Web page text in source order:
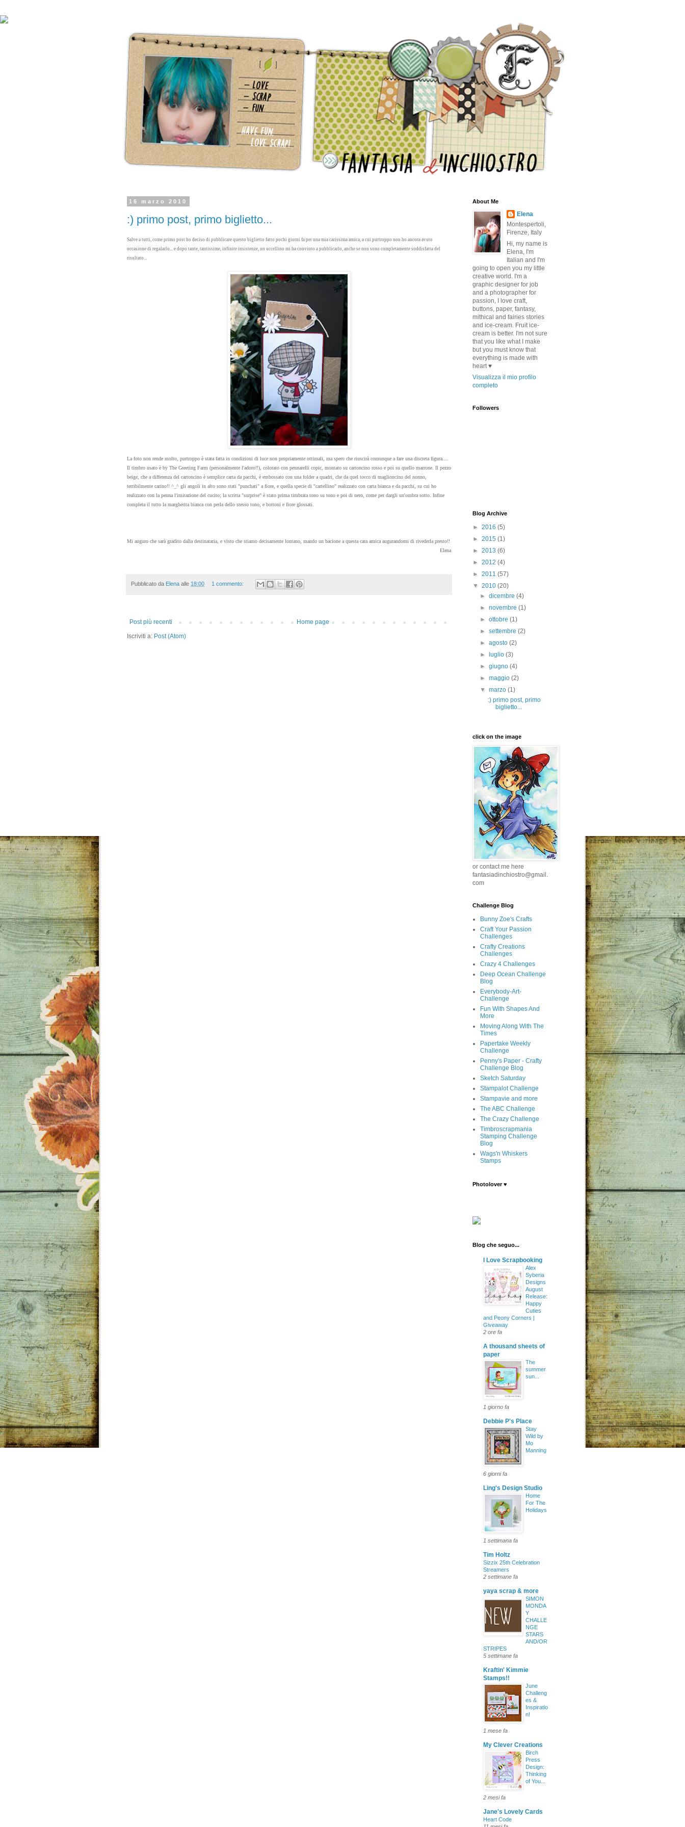
16 marzo 2010
:) primo post, primo biglietto...
Salve a tutti, come primo post ho deciso di pubblicare questo biglietto fatto pochi giorni fa per una mia carissima amica, a cui purtroppo non ho ancora avuto
occasione di regalarlo... e dopo tante, tantissime, infinite insistenze, un uccellino mi ha convinto a pubblicarlo, anche se non sono completamente soddisfatta del
risultato...
La foto non rende molto, purtroppo è stata fatta in condizioni di luce non propriamente ottimali, ma spero che riuscirà comunque a fare una discreta figura....
Il timbro usato è by The Greeting Farm (personalmente l'adoro!!), colorato con pennarelli copic, montato su cartoncino rosso e poi su quello marrone. Il pezzo
beige, che a differenza del cartoncino è semplice carta da pacchi, è embossato con una folder a quadri, che da quel tocco di maglioncino del nonno,
terribilmente carino!! ^_^ gli angoli in alto sono stati "punchati" a fiore, e quella specie di "cartellino" realizzato con carta bianca e da pacchi, su cui ho
realizzato con la penna l'imitazione del cucito; la scritta "surprise" è stato prima timbrata tono su tono e poi di nero, come per dargli un'ombra sotto. Infine
completa il tutto la margherita bianca con perla dello stesso tono, e bottoni e fiore glossati.
Mi auguro che sarà gradito dalla destinataria, e visto che stiamo decisamente lontano, mando un bacione a questa cara amica augurandomi di rivederla presto!!
Elena
Pubblicato da Elena alle 18:00 1 commento:
Post più recenti
Home page
Iscriviti a: Post (Atom)
About Me
Elena
Montespertoli,
Firenze, Italy
Hi, my name is
Elena, I'm
Italian and I'm
going to open you my little
creative world. I'm a
graphic designer for job
and a photographer for
passion, I love craft,
buttons, paper, fantasy,
mithical and fairies stories
and ice-cream. Fruit ice-
cream is better. I'm not sure
that you like what I make
but you must know that
everything is made with
heart ♥
Visualizza il mio profilo
completo
Followers
Blog Archive
► 2016 (5)
► 2015 (1)
► 2013 (6)
► 2012 (4)
► 2011 (57)
▼ 2010 (20)
►dicembre(4)
►novembre(1)
►ottobre(1)
►settembre(2)
►agosto(2)
►
luglio(3)
►giugno(4)
►maggio(2)
▼marzo(1)
:) primo post, primo
biglietto...
click on the image
or contact me here
fantasiadinchiostro@gmail.
com
Challenge Blog
Bunny Zoe's Crafts
Craft Your Passion
Challenges
Crafty Creations
Challenges
Crazy 4 Challenges
Deep Ocean Challenge
Blog
Everybody-Art-
Challenge
Fun With Shapes And
More
Moving Along With The
Times
Papertake Weekly
Challenge
Penny's Paper - Crafty
Challenge Blog
Sketch Saturday
Stampalot Challenge
Stampavie and more
The ABC Challenge
The Crazy Challenge
Timbroscrapmania
Stamping Challenge
Blog
Wags'n Whiskers
Stamps
Photolover ♥
Blog che seguo...
I Love Scrapbooking
Alex
Syberia
Designs
August
Release:
Happy
Cuties
and Peony Corners |
Giveaway
2 ore fa
A thousand sheets of
paper
The
summer
sun...
1 giorno fa
Debbie P's Place
Stay
Wild by
Mo
Manning
6 giorni fa
Ling's Design Studio
Home
For The
Holidays
1 settimana fa
Tim Holtz
Sizzix 25th Celebration
Streamers
2 settimane fa
yaya scrap & more
SIMON
MONDA
Y
CHALLE
NGE
STARS
AND/OR
STRIPES
5 settimane fa
Kraftin' Kimmie
Stamps!!
June
Challeng
es &
Inspiratio
n!
1 mese fa
My Clever Creations
Birch
Press
Design:
Thinking
of You...
2 mesi fa
Jane's Lovely Cards
Heart Code